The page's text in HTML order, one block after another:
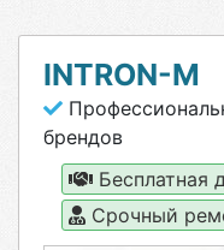
INTRON-M
брендов
Бесплатная
Срочный